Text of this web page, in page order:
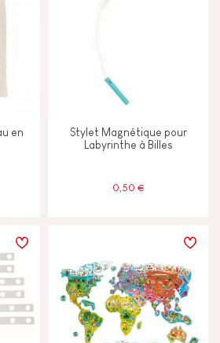
& concevoir
expérimenter
partager
manier
& bouger
en
Stylet Magnétique pour
Labyrinthe à Billes
0,50 €